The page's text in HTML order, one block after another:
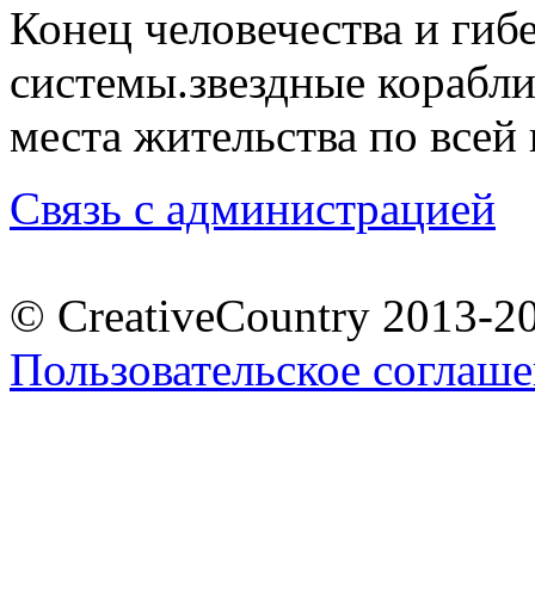
Конец человечества и
системы.звездные
места жительства по
Связь с администрацией
© CreativeCountry 2013-
Пользовательское